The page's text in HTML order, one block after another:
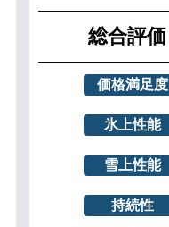
総合評価
価格満足度
氷上性能
雪上性能
持続性